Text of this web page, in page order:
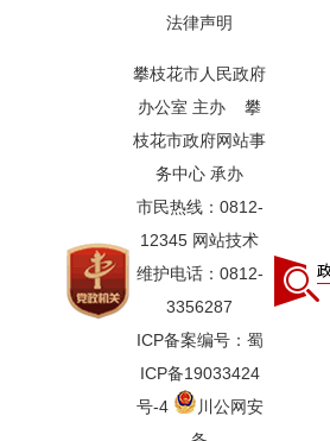
法律声明
攀枝花市人民政府
办公室 主办 攀
枝花市政府网站事
务中心 承办
市民热线：0812-
12345 网站技术
维护电话：0812-
3356287
ICP备案编号：蜀
ICP备19033424
号-4
川公网安